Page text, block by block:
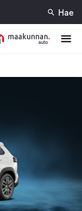
Hae